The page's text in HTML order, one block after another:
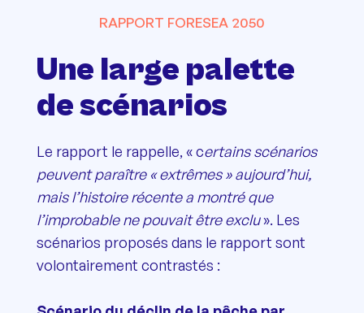
RAPPORT FORESEA 2050
Une large palette
de scénarios
Le rapport le rappelle, « certains scénarios
peuvent paraître « extrêmes » aujourd’hui,
mais l’histoire récente a montré que
l’improbable ne pouvait être exclu». Les
scénarios proposés dans le rapport sont
volontairement contrastés :